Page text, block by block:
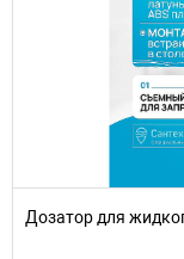
Дозатор для